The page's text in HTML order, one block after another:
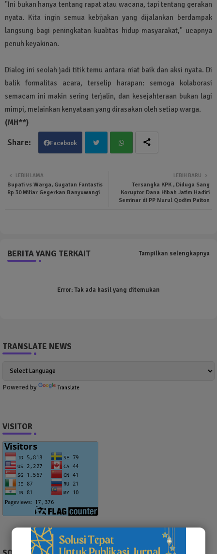
"Ini bukan hanya tentang rapat atau wacana, tapi tentang gerakan
nyata. Kita ingin semua kebijakan yang dijalankan berdampak
langsung bagi peningkatan kualitas hidup masyarakat," ucapnya
penuh keyakinan.
Dialog ini seolah jadi titik temu antara niat baik dan aksi nyata. Di
balik formalitas acara, terselip harapan: semoga kolaborasi
semacam ini makin sering terjalin, dan kesejahteraan bukan lagi
mimpi, melainkan kenyataan yang dirasakan oleh setiap warga.
(MH**)
Facebook
ter
LEBIH BARU
Tersangka KPK , Diduga Sang
Koruptor Dana Hibah Jatim Hadiri
Seminar di PP Nurul Qodim Paiton
LEBIH LAMA
Bupati vs Warga, Gugatan Fantastis
Rp 30 Miliar Gegerkan Banyuwangi
BERITA YANG TERKAIT Tampilkan selengkapnya
Error:Tak ada hasil yang ditemukan
TRANSLATE NEWS
Powered by Translate
VISITOR